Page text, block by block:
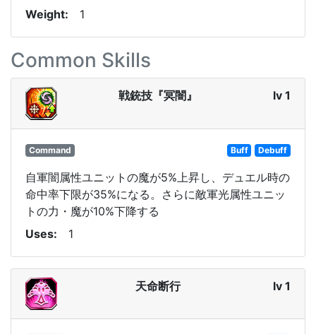
Weight
1
Common Skills
戦銃技『冥闇』 lv 1
Command Buff Debuff
自軍闇属性ユニットの魔が5%上昇し、デュエル時の
命中率下限が35%になる。さらに敵軍光属性ユニッ
トの力・魔が10%下降する
Uses
1
天命断行 lv 1